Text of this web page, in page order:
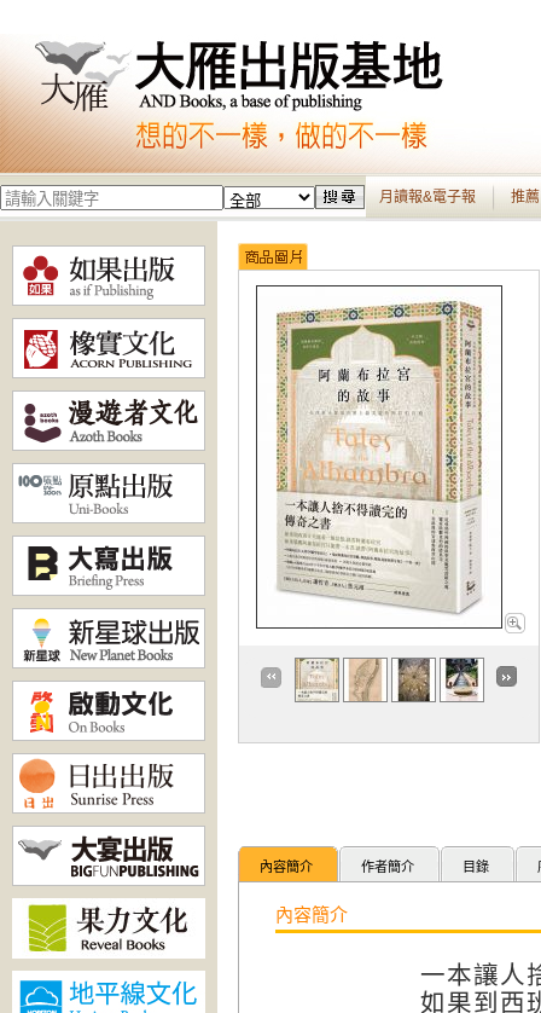
月讀報&電子報 推
內容簡介 作者簡介 目錄
內容簡介
一本讓人
如果到西